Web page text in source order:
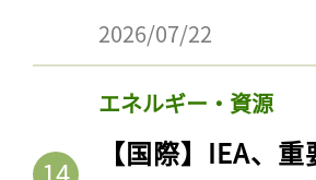
2026/07/22
エネルギー・資源
【国際】IEA、